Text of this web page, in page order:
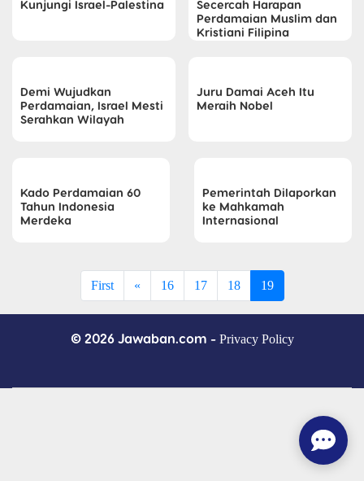
Kunjungi Israel-Palestina
Secercah Harapan
Perdamaian Muslim dan
Kristiani Filipina
Demi Wujudkan
Perdamaian, Israel Mesti
Serahkan Wilayah
Juru Damai Aceh Itu
Meraih Nobel
Kado Perdamaian 60
Tahun Indonesia
Merdeka
Pemerintah Dilaporkan
ke Mahkamah
Internasional
First « 16 17 18 19
© 2026 Jawaban.com - Privacy Policy